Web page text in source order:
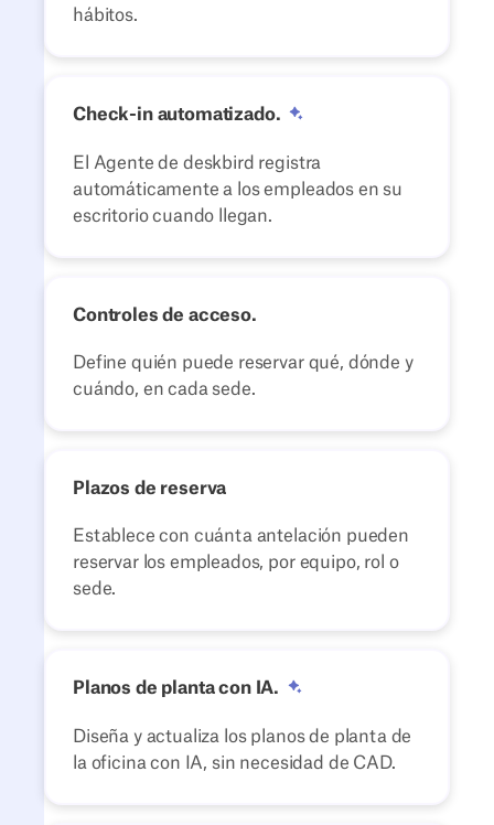
hábitos.
Check-in automatizado.
El Agente de deskbird registra
automáticamente a los empleados en su
escritorio cuando llegan.
Controles de acceso.
Define quién puede reservar qué, dónde y
cuándo, en cada sede.
Plazos de reserva
Establece con cuánta antelación pueden
reservar los empleados, por equipo, rol o
sede.
Planos de planta con IA.
Diseña y actualiza los planos de planta de
la oficina con IA, sin necesidad de CAD.